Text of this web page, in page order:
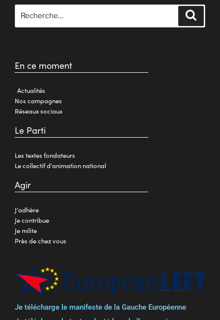
En ce moment
Actualités
Nos campagnes
Réseaux sociaux
Le Parti
Les textes fondateurs
Le collectif d'animation national
Agir
J'adhère
Je contribue
Je milite
Près de chez vous
Je télécharge le manifeste de la Gauche Européenne